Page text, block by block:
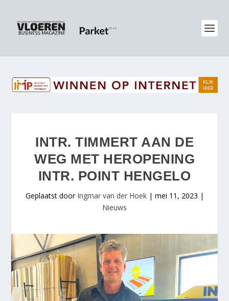
INTR. TIMMERT AAN DE
WEG MET HEROPENING
INTR. POINT HENGELO
Geplaatst door Ingmar van der Hoek| mei 11, 2023 |
Nieuws